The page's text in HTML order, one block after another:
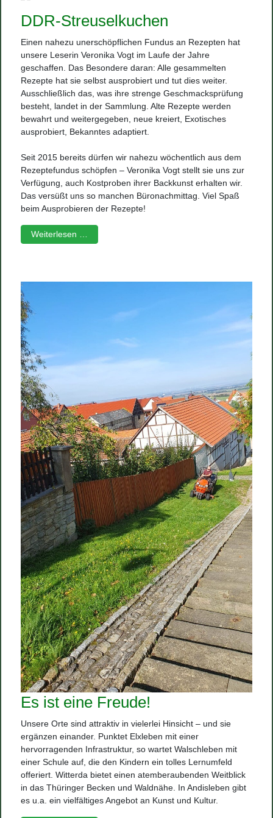
DDR-Streuselkuchen
Einen nahezu unerschöpflichen Fundus an Rezepten hat
unsere Leserin Veronika Vogt im Laufe der Jahre
geschaffen. Das Besondere daran: Alle gesammelten
Rezepte hat sie selbst ausprobiert und tut dies weiter.
Ausschließlich das, was ihre strenge Geschmacksprüfung
besteht, landet in der Sammlung. Alte Rezepte werden
bewahrt und weitergegeben, neue kreiert, Exotisches
ausprobiert, Bekanntes adaptiert.
Seit 2015 bereits dürfen wir nahezu wöchentlich aus dem
Rezeptefundus schöpfen – Veronika Vogt stellt sie uns zur
Verfügung, auch Kostproben ihrer Backkunst erhalten wir.
Das versüßt uns so manchen Büronachmittag. Viel Spaß
beim Ausprobieren der Rezepte!
Weiterlesen …
Es ist eine Freude!
Unsere Orte sind attraktiv in vielerlei Hinsicht – und sie
ergänzen einander. Punktet Elxleben mit einer
hervorragenden Infrastruktur, so wartet Walschleben mit
einer Schule auf, die den Kindern ein tolles Lernumfeld
offeriert. Witterda bietet einen atemberaubenden Weitblick
in das Thüringer Becken und Waldnähe. In Andisleben gibt
es u.a. ein vielfältiges Angebot an Kunst und Kultur.